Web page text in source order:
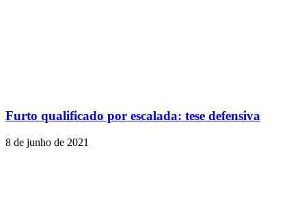
Furto qualificado por escalada: tese defensiva
8 de junho de 2021